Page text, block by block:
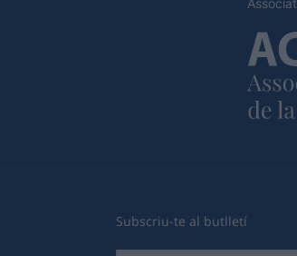
Subscriu-te al butlletí